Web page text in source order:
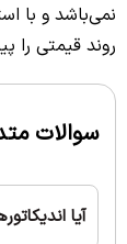
نمی‌باشد و با
روند قیمتی را
سوالات
آیا